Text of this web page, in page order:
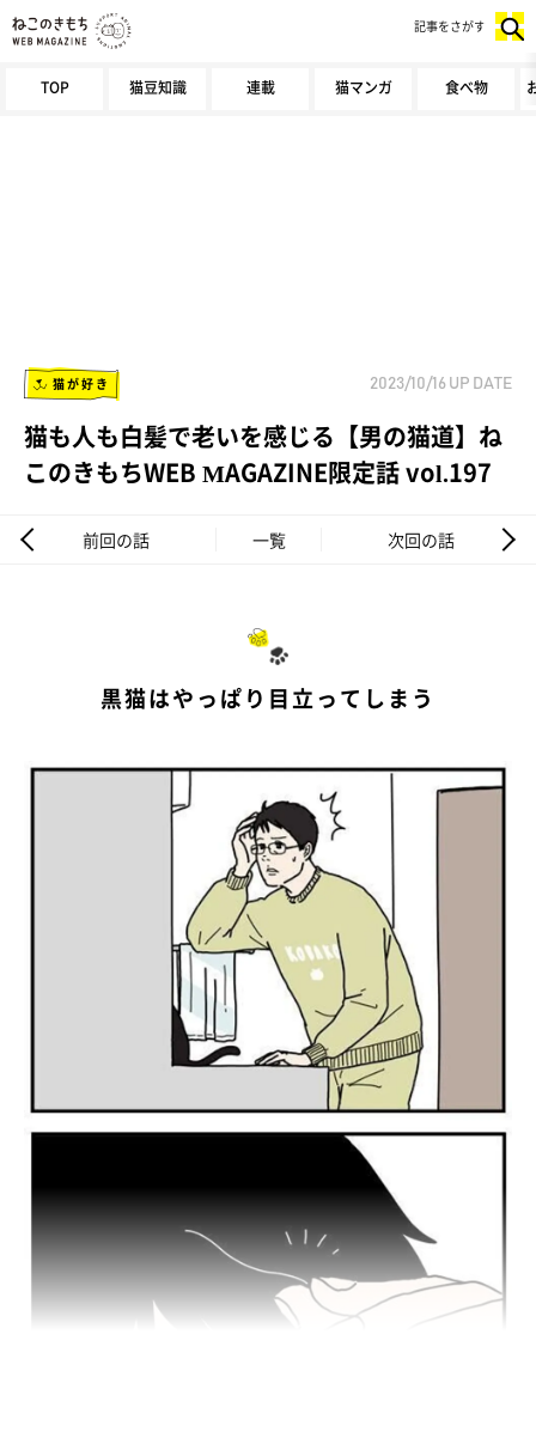
TOP 猫豆知識 連載 猫マンガ 食べ物
記事をさがす
猫が好き 2023/10/16 UP DATE
猫も人も白髪で老いを感じる【男の猫道】ね
このきもちWEB MAGAZINE限定話 vol.197
前回の話 一覧 次回の話
黒猫はやっぱり目立ってしまう